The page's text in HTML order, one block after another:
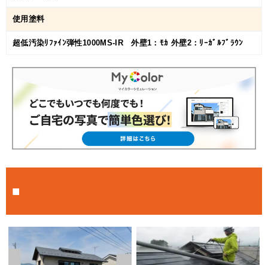
使用塗料
超低汚染ﾘﾌｧｲﾝ弾性1000MS-IR 外壁1：ﾓｶ 外壁2：ﾘｰｶﾞﾙﾌﾞﾗｳﾝ
■